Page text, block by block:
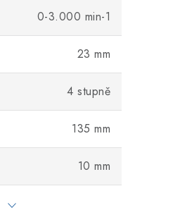
0-3.000 min-1
23 mm
4 stupně
135 mm
10 mm